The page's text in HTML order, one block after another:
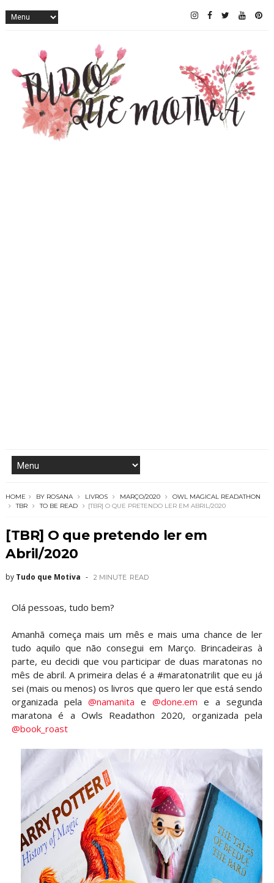
HOME BY ROSANA LIVROS MARÇO/2020
OWL MAGICAL READATHON
TBR
TO BE READ [TBR] O QUE PRETENDO LER EM ABRIL/2020
[TBR] O que pretendo ler em
Abril/2020
by Tudo que Motiva 2 MINUTE READ
Olá pessoas, tudo bem?
Amanhã começa mais um mês e mais uma chance de ler
tudo aquilo que não consegui em Março. Brincadeiras à
parte, eu decidi que vou participar de duas maratonas no
mês de abril. A primeira delas é a ⁣#maratonatrilit que eu já
sei (mais ou menos) os livros que quero ler que está sendo
organizada pela @namanita e@done.em e a segunda
maratona é a Owls Readathon 2020, organizada pela
@book_roast